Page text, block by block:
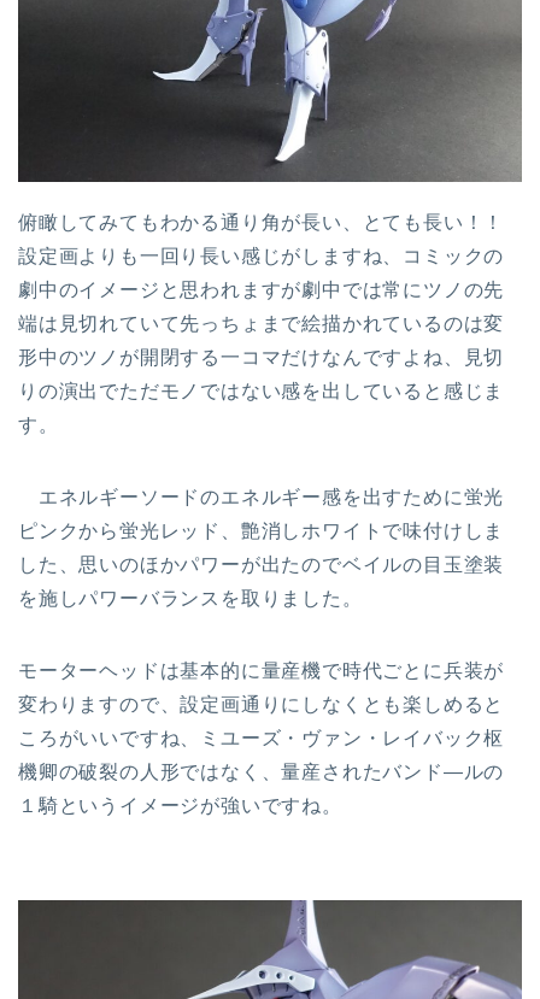
俯瞰してみてもわかる通り角が長い、とても長い！！
設定画よりも一回り長い感じがしますね、コミックの
劇中のイメージと思われますが劇中では常にツノの先
端は見切れていて先っちょまで絵描かれているのは変
形中のツノが開閉する一コマだけなんですよね、見切
りの演出でただモノではない感を出していると感じま
す。
エネルギーソードのエネルギー感を出すために蛍光
ピンクから蛍光レッド、艶消しホワイトで味付けしま
した、思いのほかパワーが出たのでベイルの目玉塗装
を施しパワーバランスを取りました。
モーターヘッドは基本的に量産機で時代ごとに兵装が
変わりますので、設定画通りにしなくとも楽しめると
ころがいいですね、ミユーズ・ヴァン・レイバック枢
機卿の破裂の人形ではなく、量産されたバンド―ルの
１騎というイメージが強いですね。